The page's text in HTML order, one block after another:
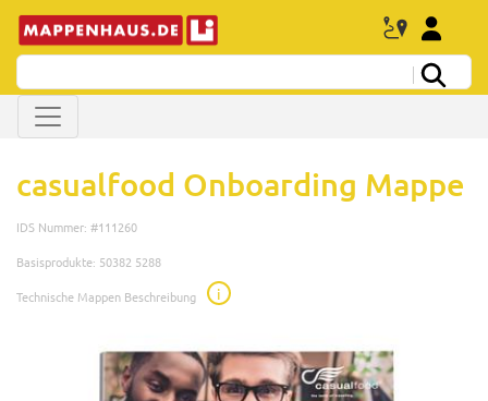
casualfood Onboarding Mappe
IDS Nummer: #111260
Basisprodukte: 50382 5288
Technische Mappen Beschreibung
i